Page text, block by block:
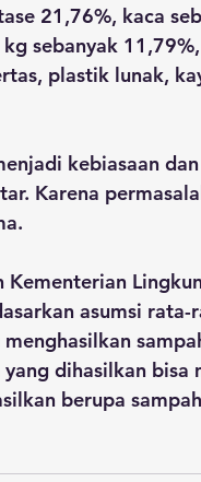
21,76%, kaca
sebanyak
plastik lunak,
kebiasaan dan
Karena
asumsi rata-
dihasilkan bisa
berupa